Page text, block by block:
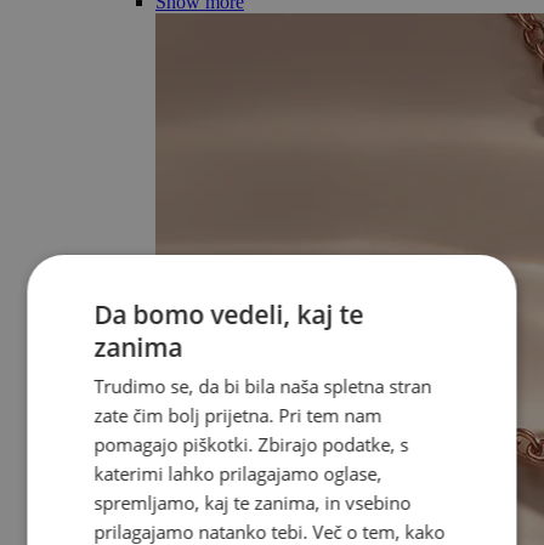
Da bomo vedeli, kaj te
zanima
Trudimo se, da bi bila naša spletna stran
zate čim bolj prijetna. Pri tem nam
pomagajo piškotki. Zbirajo podatke, s
katerimi lahko prilagajamo oglase,
spremljamo, kaj te zanima, in vsebino
prilagajamo natanko tebi. Več o tem, kako